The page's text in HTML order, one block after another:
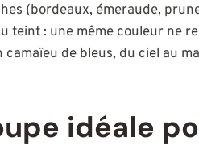
(bordeaux, émeraude,
teint : une même couleur ne
de bleus, du ciel au
idéale